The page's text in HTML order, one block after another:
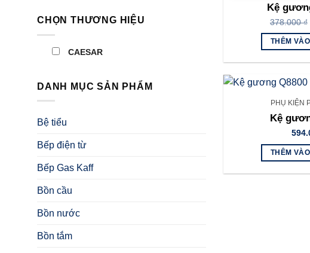
CHỌN THƯƠNG HIỆU
CAESAR
DANH MỤC SẢN PHẨM
Bệ tiểu
Bếp điện từ
Bếp Gas Kaff
Bồn cầu
Bồn nước
Bồn tắm
Kệ
378.000₫
THÊM
PHỤ KIỆN
Kệ
THÊM